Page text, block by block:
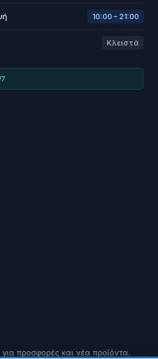
10:00 – 21:00
Κλειστά
προσφορές και νέα προϊόντα.